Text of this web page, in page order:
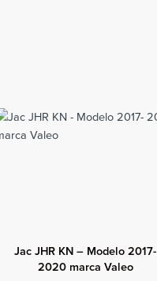
Vista rápida
Jac JHR KN – Modelo 2017-
2020 marca Valeo